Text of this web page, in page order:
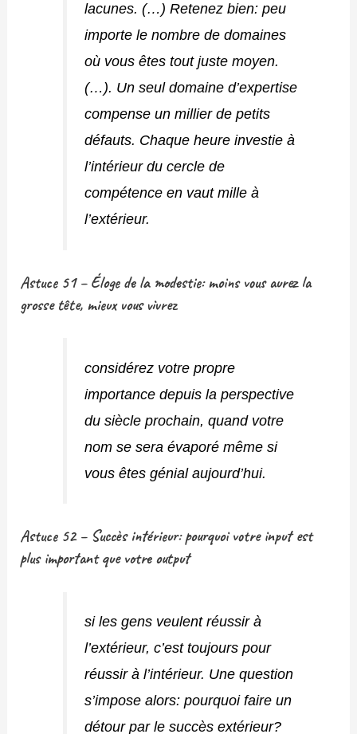
lacunes. (…) Retenez bien: peu
importe le nombre de domaines
où vous êtes tout juste moyen.
(…). Un seul domaine d’expertise
compense un millier de petits
défauts. Chaque heure investie à
l’intérieur du cercle de
compétence en vaut mille à
l’extérieur.
Astuce 51 – Éloge de la modestie: moins vous aurez la
grosse tête, mieux vous vivrez
considérez votre propre
importance depuis la perspective
du siècle prochain, quand votre
nom se sera évaporé même si
vous êtes génial aujourd’hui.
Astuce 52 – Succès intérieur: pourquoi votre input est
plus important que votre output
si les gens veulent réussir à
l’extérieur, c’est toujours pour
réussir à l’intérieur. Une question
s’impose alors: pourquoi faire un
détour par le succès extérieur?